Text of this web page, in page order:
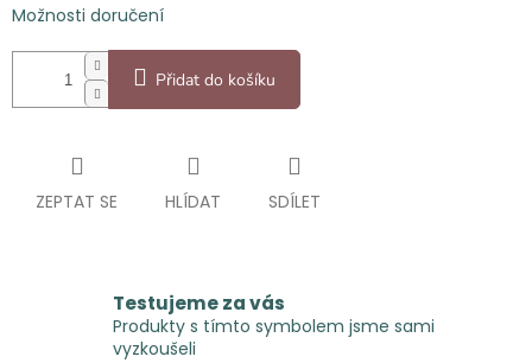
Možnosti doručení
Přidat do košíku
ZEPTAT SE HLÍDAT SDÍLET
Testujeme za vás
Produkty s tímto symbolem jsme sami
vyzkoušeli